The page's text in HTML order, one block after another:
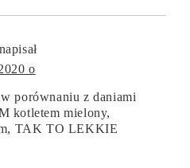
napisał
o
porównaniu z daniami
kotletem mielony,
TAK TO LEKKIE